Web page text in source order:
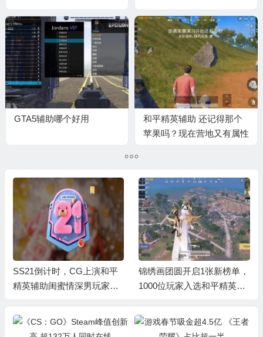
GTA5辅助哪个好用
和平精英辅助 还记得那个
苹果吗？现在营地又有属性
SS21倒计时，CG上演和平
精英辅助闺蜜情深男玩家也
锦绣画团圆开启1张新榜单，
1000位玩家入选和平精英卡